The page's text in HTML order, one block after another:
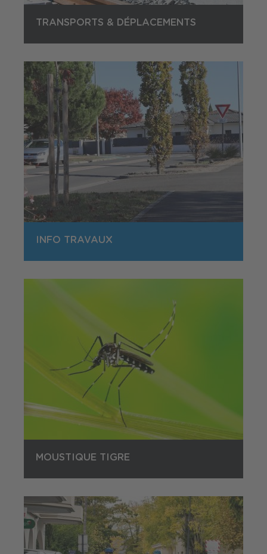
TRANSPORTS & DÉPLACEMENTS
INFO TRAVAUX
MOUSTIQUE TIGRE